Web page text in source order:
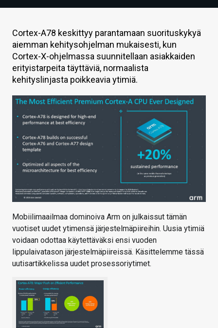
TECHBBS
TIETOA
HINTA.FI
KAUPPA
HAKU
Cortex-A78 keskittyy parantamaan suorituskykyä
aiemman kehitysohjelman mukaisesti, kun
Cortex-X-ohjelmassa suunnitellaan asiakkaiden
erityistarpeita täyttäviä, normaalista
kehityslinjasta poikkeavia ytimiä.
Mobiilimaailmaa dominoiva Arm on julkaissut tämän
vuotiset uudet ytimensä järjestelmäpiireihin. Uusia ytimiä
voidaan odottaa käytettäväksi ensi vuoden
lippulaivatason järjestelmäpiireissä. Käsittelemme tässä
uutisartikkelissa uudet prosessoriytimet.